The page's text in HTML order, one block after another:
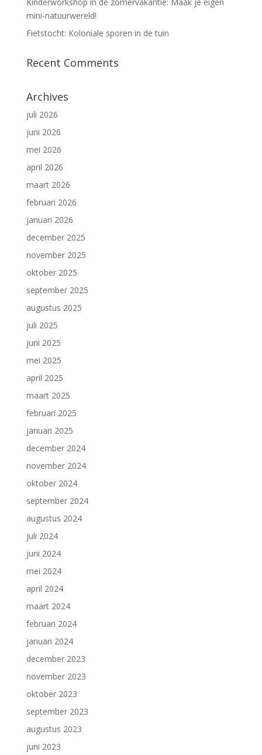
mini-natuurwereld!
Fietstocht: Koloniale sporen in de tuin
Recent Comments
Archives
juli 2026
juni 2026
mei 2026
april 2026
maart 2026
februari 2026
januari 2026
december 2025
november 2025
oktober 2025
september 2025
augustus 2025
juli 2025
juni 2025
mei 2025
april 2025
maart 2025
februari 2025
januari 2025
december 2024
november 2024
oktober 2024
september 2024
augustus 2024
juli 2024
juni 2024
mei 2024
april 2024
maart 2024
februari 2024
januari 2024
december 2023
november 2023
oktober 2023
september 2023
augustus 2023
juni 2023